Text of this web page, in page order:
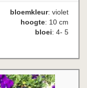
bloemkleur: violet
hoogte: 10 cm
bloei: 4- 5